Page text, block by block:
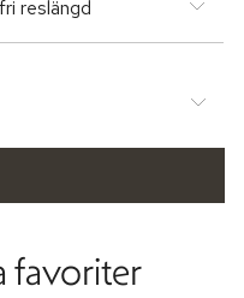
reslängd
favoriter